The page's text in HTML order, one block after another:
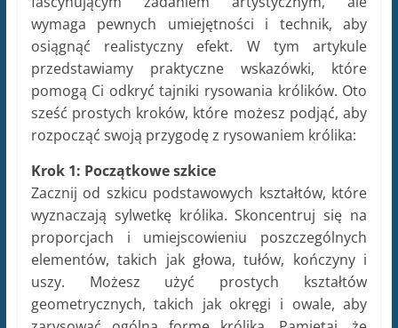
proporcjach i umiejscowieniu poszczególnych
elementów, takich jak głowa, tułów, kończyny i
uszy. Możesz użyć prostych kształtów
geometrycznych, takich jak okręgi i owale, aby
zarysować ogólną formę królika. Pamiętaj, że
każda część ciała ma swoje proporcje i kształty,
więc zwróć na to uwagę.
Krok 2: Szczegóły twarzy
Przejdź do twarzy królika i dodaj szczegóły.
Skoncentruj się na oczach, nozdrzach i pyszczku.
Królice oczy są zazwyczaj dość duże i okrągłe, z
wyraźnymi źrenicami. Dodaj też małe, wyraźne
nozdrza. Ważne jest, aby uchwycić delikatne i
delikatne rysy twarzy królika.